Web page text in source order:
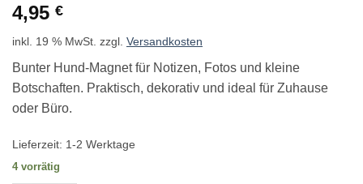
4,95 €
inkl. 19 % MwSt. zzgl. Versandkosten
Bunter Hund-Magnet für Notizen, Fotos und kleine
Botschaften. Praktisch, dekorativ und ideal für Zuhause
oder Büro.
Lieferzeit: 1-2 Werktage
4 vorrätig